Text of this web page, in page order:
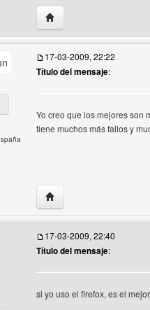
Visitar sitio web del
perfil del usuario
17-03-2009, 22:22
Título del mensaje:
Yo creo que los mejores son
tiene muchos más fallos y
Visitar sitio web del
17-03-2009, 22:40
Título del mensaje:
si yo uso el firefox, es el